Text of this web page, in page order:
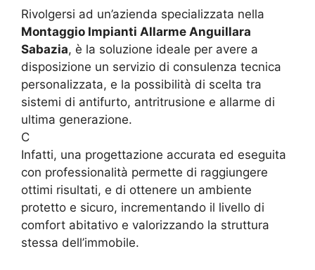
Rivolgersi ad un’azienda specializzata nella
Montaggio Impianti Allarme Anguillara
Sabazia, è la soluzione ideale per avere a
disposizione un servizio di consulenza tecnica
personalizzata, e la possibilità di scelta tra
sistemi di antifurto, antritrusione e allarme di
ultima generazione.
C
Infatti, una progettazione accurata ed eseguita
con professionalità permette di raggiungere
ottimi risultati, e di ottenere un ambiente
protetto e sicuro, incrementando il livello di
comfort abitativo e valorizzando la struttura
stessa dell’immobile.